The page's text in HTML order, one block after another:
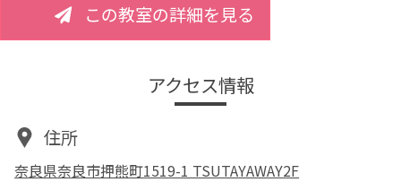
この教室の詳細を見る
アクセス情報
住所
奈良県奈良市押熊町1519-1 TSUTAYAWAY2F